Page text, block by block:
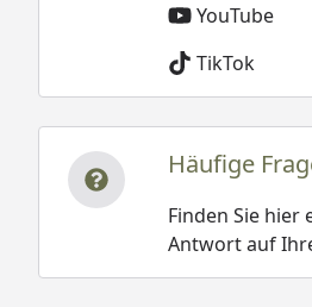
YouTube
TikTok
Häufige
Finden Sie hier
Antwort auf